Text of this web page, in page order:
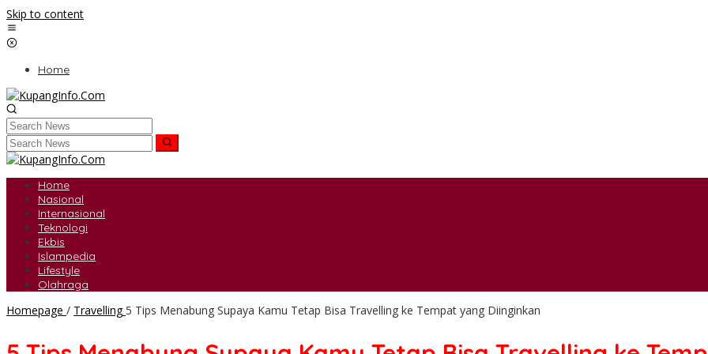
Skip to content
Home
Home
Nasional
Internasional
Teknologi
Ekbis
Islampedia
Lifestyle
Olahraga
Homepage / Travelling 5 Tips Menabung Supaya Kamu Tetap Bisa Travelling ke Tempat yang Diinginkan